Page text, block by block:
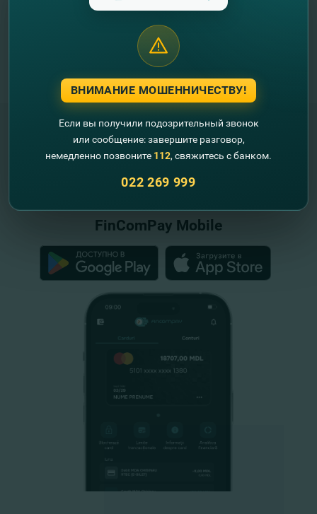
"FinComBank" S.A. является членом
Схемы гарантирования депозитов
Республики Молдова
FinComPay Mobile
ВНИМАНИЕ МОШЕННИЧЕСТВУ!
Если вы получили подозрительный звонок
или сообщение: завершите разговор,
немедленно позвоните 112, свяжитесь с банком.
022 269 999